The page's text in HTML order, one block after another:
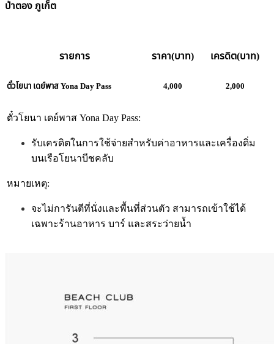
ป่าตอง ภูเก็ต
รายการ ราคา(บาท) เครดิต(บาท)
ตั๋วโยนา เดย์พาส Yona Day Pass 4,000 2,000
ตั๋วโยนา เดย์พาส Yona Day Pass:
รับเครดิตในการใช้จ่ายสำหรับค่าอาหารและเครื่องดิ่ม
บนเรือโยนาบีชคลับ
หมายเหตุ:
จะไม่การันตีที่นั่งและพื้นที่ส่วนตัว สามารถเข้าใช้ได้
เฉพาะร้านอาหาร บาร์ และสระว่ายน้ำ